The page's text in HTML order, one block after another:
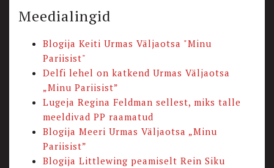
Meedialingid
Blogija Keiti Urmas Väljaotsa "Minu
Pariisist"
Delfi lehel on katkend Urmas Väljaotsa
„Minu Pariisist”
Lugeja Regina Feldman sellest, miks talle
meeldivad PP raamatud
Blogija Meeri Urmas Väljaotsa „Minu
Pariisist”
Blogija Littlewing peamiselt Rein Siku